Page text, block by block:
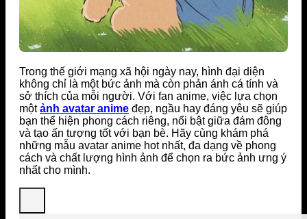
Trong thế giới mạng xã hội ngày nay, hình đại diện
không chỉ là một bức ảnh mà còn phản ánh cá tính và
sở thích của mỗi người. Với fan anime, việc lựa chọn
mộtảnh avatar anime đẹp, ngầu hay đáng yêu sẽ giúp
bạn thể hiện phong cách riêng, nổi bật giữa đám đông
và tạo ấn tượng tốt với bạn bè. Hãy cùng khám phá
những mẫu avatar anime hot nhất, đa dạng về phong
cách và chất lượng hình ảnh để chọn ra bức ảnh ưng ý
nhất cho mình.